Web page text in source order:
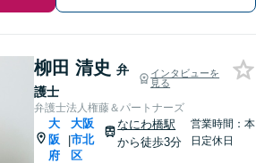
柳田 清史 弁
護士
インタビューを
見る
弁護士法人権藤＆パートナーズ
大
阪
府
|
大阪
市北
区
なにわ橋駅
から徒歩3分
営業時間：本
日定休日